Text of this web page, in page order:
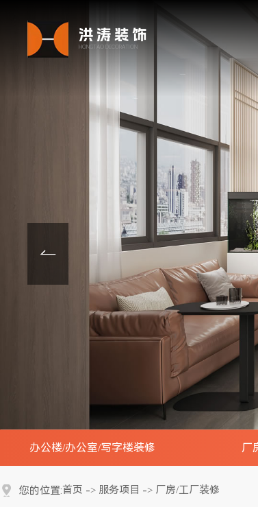
洪涛装饰
HONGTAO DECORATION

办公楼/办公室/写字楼装修
办公楼大堂装修实景效果图
厂
工厂办公
您的位置:首页 -> 服务项目 -> 厂房/工厂装修